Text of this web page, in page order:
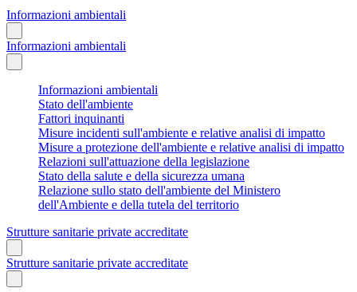
Informazioni ambientali
Informazioni ambientali
Informazioni ambientali
Stato dell'ambiente
Fattori inquinanti
Misure incidenti sull'ambiente e relative analisi di impatto
Misure a protezione dell'ambiente e relative analisi di impatto
Relazioni sull'attuazione della legislazione
Stato della salute e della sicurezza umana
Relazione sullo stato dell'ambiente del Ministero
dell'Ambiente e della tutela del territorio
Strutture sanitarie private accreditate
Strutture sanitarie private accreditate